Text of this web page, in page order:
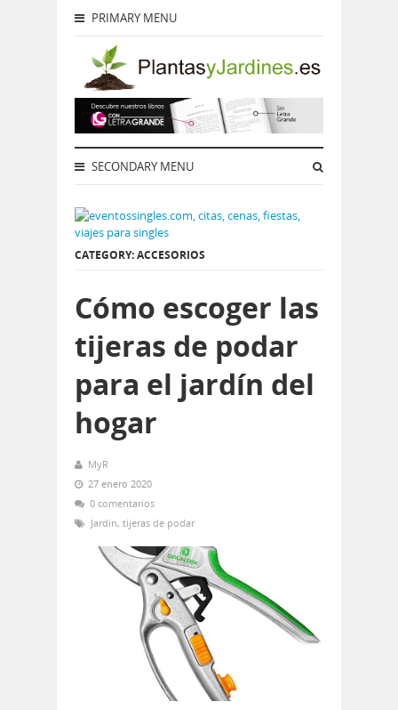
PRIMARY MENU
SECONDARY MENU
CATEGORY: ACCESORIOS
Cómo escoger las
tijeras de podar
para el jardín del
hogar
MyR
27 enero 2020
0 comentarios
Jardín, tijeras de podar